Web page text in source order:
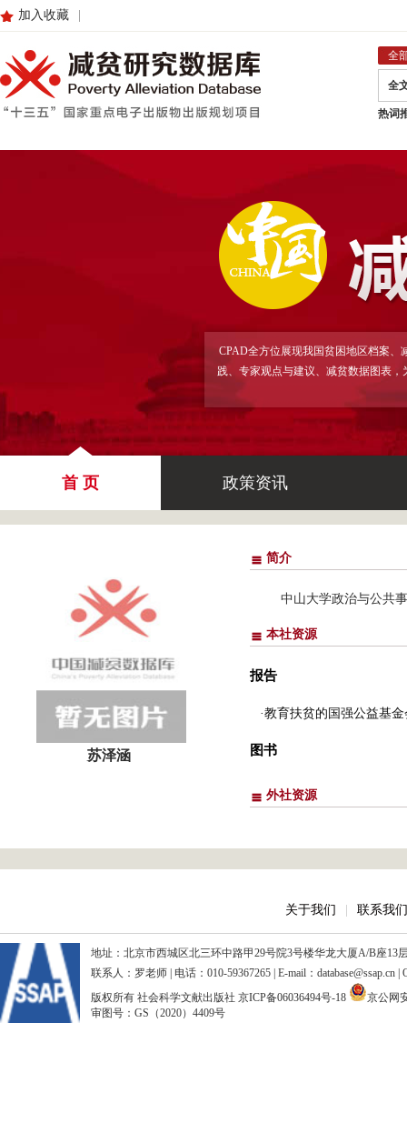
加入收藏
全
全
热词
CPAD全方位展现我国贫困地区档案
践、专家观点与建议、减贫数据图表
首 页 政策资讯
苏泽涵
简介
中山大学政治与公共
本社资源
报告
·教育扶贫的国强公益基
图书
外社资源
关于我们 联系我们
地址：北京市西城区北三环中路甲29号院3号楼华龙大厦A/B座13
联系人：罗老师 | 电话：010-59367265 | E-mail：database@ssap.cn
版权所有 社会科学文献出版社 京ICP备06036494号-18
京公网
审图号：GS（2020）4409号